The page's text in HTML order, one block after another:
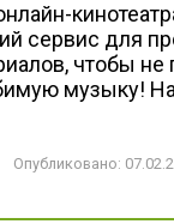
сервис для
чтобы не
музыку!
Опубликовано: